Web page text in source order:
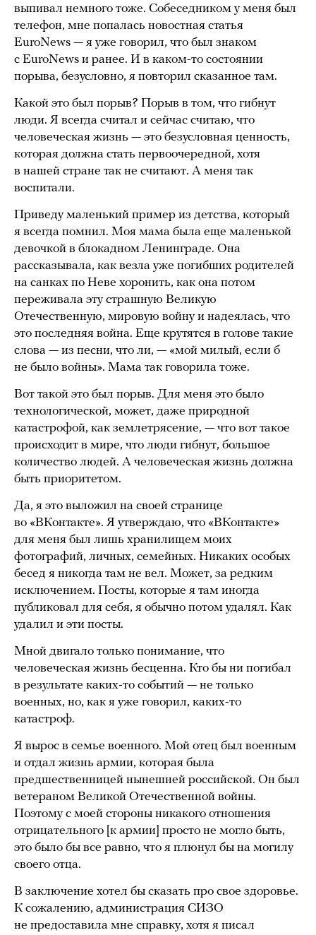
выпивал немного тоже. Собеседником у меня был
телефон, мне попалась новостная статья
EuroNews — я уже говорил, что был знаком
с EuroNews и ранее. И в каком-то состоянии
порыва, безусловно, я повторил сказанное там.
Какой это был порыв? Порыв в том, что гибнут
люди. Я всегда считал и сейчас считаю, что
человеческая жизнь — это безусловная ценность,
которая должна стать первоочередной, хотя
в нашей стране так не считают. А меня так
воспитали.
Приведу маленький пример из детства, который
я всегда помнил. Моя мама была еще маленькой
девочкой в блокадном Ленинграде. Она
рассказывала, как везла уже погибших родителей
на санках по Неве хоронить, как она потом
переживала эту страшную Великую
Отечественную, мировую войну и надеялась, что
это последняя война. Еще крутятся в голове такие
слова — из песни, что ли, — «мой милый, если б
не было войны». Мама так говорила тоже.
Вот такой это был порыв. Для меня это было
технологической, может, даже природной
катастрофой, как землетрясение, — что вот такое
происходит в мире, что люди гибнут, большое
количество людей. А человеческая жизнь должна
быть приоритетом.
Да, я это выложил на своей странице
во «ВКонтакте». Я утверждаю, что «ВКонтакте»
для меня был лишь хранилищем моих
фотографий, личных, семейных. Никаких особых
бесед я никогда там не вел. Может, за редким
исключением. Посты, которые я там иногда
публиковал для себя, я обычно потом удалял. Как
удалил и эти посты.
Мной двигало только понимание, что
человеческая жизнь бесценна. Кто бы ни погибал
в результате каких-то событий — не только
военных, но, как я уже говорил, каких-то
катастроф.
Я вырос в семье военного. Мой отец был военным
и отдал жизнь армии, которая была
предшественницей нынешней российской. Он был
ветераном Великой Отечественной войны.
Поэтому с моей стороны никакого отношения
отрицательного [к армии] просто не могло быть,
это было бы все равно, что я плюнул бы на могилу
своего отца.
В заключение хотел бы сказать про свое здоровье.
К сожалению, администрация СИЗО
не предоставила мне справку, хотя я писал